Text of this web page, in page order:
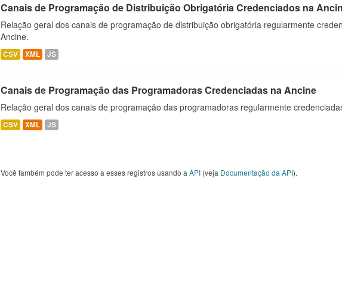
Canais de Programação de Distribuição Obrigatória Credenciados na
Relação geral dos canais de programação de distribuição obrigatória regularmente
Ancine.
CSV XML JS
Canais de Programação das Programadoras Credenciadas na Ancine
Relação geral dos canais de programação das programadoras regularmente
CSV XML JS
Você também pode ter acesso a esses registros usando a API (veja Documentação da API).